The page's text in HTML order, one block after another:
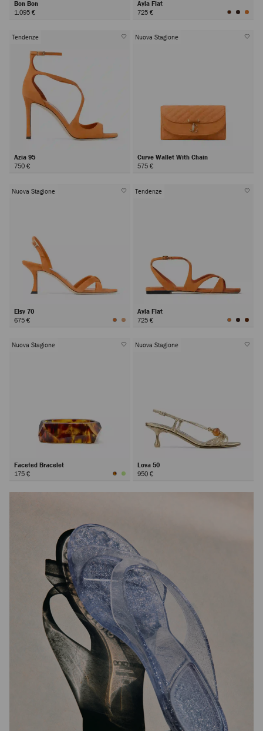
Bon Bon
1.095 €
Ayla Flat
725 €
Tendenze
Azia 95
750 €
Nuova Stagione
Curve Wallet With Chain
575 €
Nuova Stagione
Elsy 70
675 €
Tendenze
Ayla Flat
725 €
Nuova Stagione
Faceted Bracelet
175 €
Nuova Stagione
Lova 50
950 €